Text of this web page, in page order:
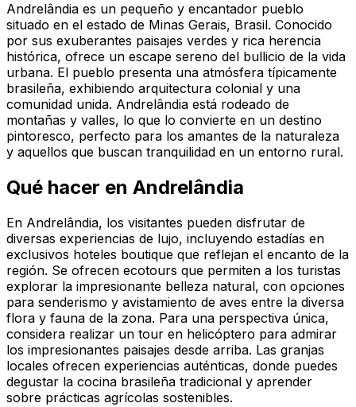
Andrelândia es un pequeño y encantador pueblo
situado en el estado de Minas Gerais, Brasil. Conocido
por sus exuberantes paisajes verdes y rica herencia
histórica, ofrece un escape sereno del bullicio de la vida
urbana. El pueblo presenta una atmósfera típicamente
brasileña, exhibiendo arquitectura colonial y una
comunidad unida. Andrelândia está rodeado de
montañas y valles, lo que lo convierte en un destino
pintoresco, perfecto para los amantes de la naturaleza
y aquellos que buscan tranquilidad en un entorno rural.
Qué hacer en Andrelândia
En Andrelândia, los visitantes pueden disfrutar de
diversas experiencias de lujo, incluyendo estadías en
exclusivos hoteles boutique que reflejan el encanto de la
región. Se ofrecen ecotours que permiten a los turistas
explorar la impresionante belleza natural, con opciones
para senderismo y avistamiento de aves entre la diversa
flora y fauna de la zona. Para una perspectiva única,
considera realizar un tour en helicóptero para admirar
los impresionantes paisajes desde arriba. Las granjas
locales ofrecen experiencias auténticas, donde puedes
degustar la cocina brasileña tradicional y aprender
sobre prácticas agrícolas sostenibles.